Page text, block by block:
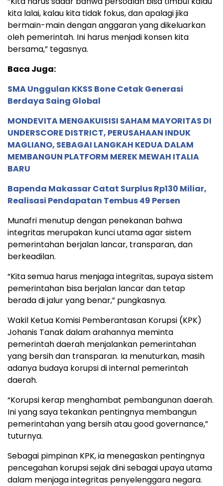
kita lalai, kalau kita tidak fokus, dan apalagi jika
bermain-main dengan anggaran yang dikeluarkan
oleh pemerintah. Ini harus menjadi konsen kita
bersama,” tegasnya.
Baca Juga:
SMA Unggulan KKSS Bone Cetak Generasi
Berdaya Saing Global
MONDEVITA MENGAKUISISI SAHAM MAYORITAS DI
UNDERSCORE DISTRICT, PERUSAHAAN INDUK
MAGLIANO, SEBAGAI LANGKAH KEDUA DALAM
MEMBANGUN PLATFORM MEREK MEWAH ITALIA
BARU
Bapenda Makassar Catat Surplus Rp130 Miliar,
Realisasi Pendapatan Tembus 49 Persen
Munafri menutup dengan penekanan bahwa
integritas merupakan kunci utama agar sistem
pemerintahan berjalan lancar, transparan, dan
berkeadilan.
“Kita semua harus menjaga integritas, supaya sistem
pemerintahan bisa berjalan lancar dan tetap
berada di jalur yang benar,” pungkasnya.
Wakil Ketua Komisi Pemberantasan Korupsi (KPK)
Johanis Tanak dalam arahannya meminta
pemerintah daerah menjalankan pemerintahan
yang bersih dan transparan. Ia menuturkan, masih
adanya budaya korupsi di internal pemerintah
daerah.
“Korupsi kerap menghambat pembangunan daerah.
Ini yang saya tekankan pentingnya membangun
pemerintahan yang bersih atau good governance,”
tuturnya.
Sebagai pimpinan KPK, ia menegaskan pentingnya
pencegahan korupsi sejak dini sebagai upaya utama
dalam menjaga integritas penyelenggara negara.